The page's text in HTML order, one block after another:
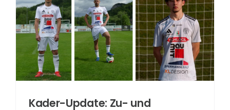
Kader-Update: Zu- und